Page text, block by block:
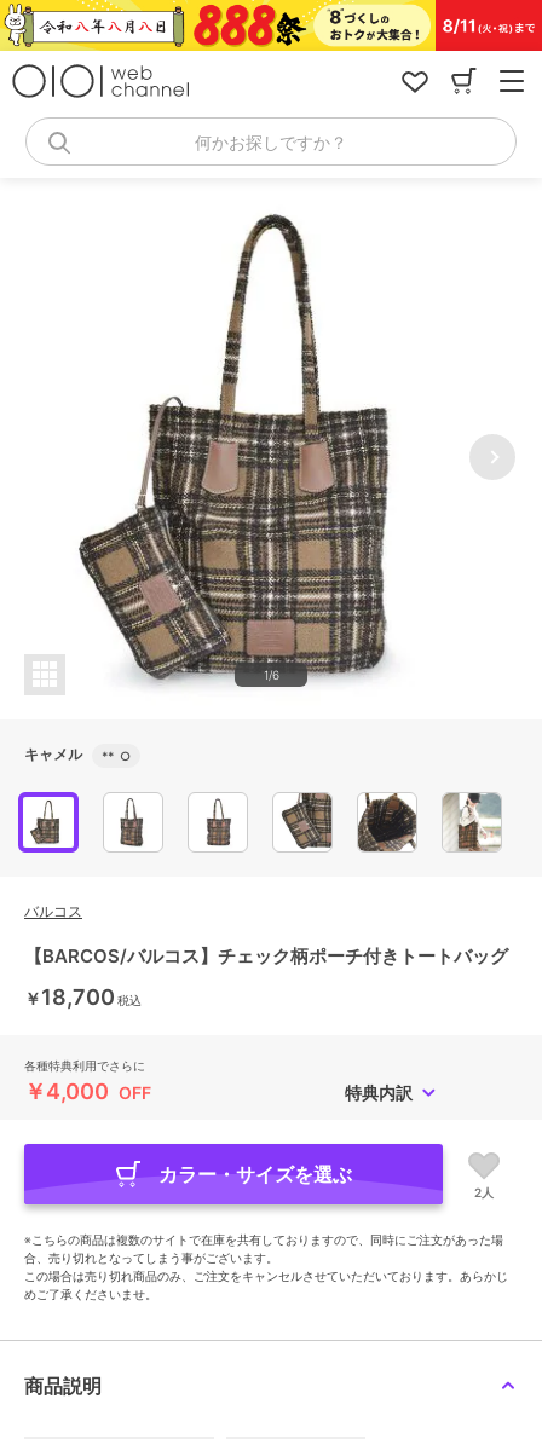
コ
ン
何かお探しですか？
1/6
キャメル ** ○
バルコス
【BARCOS/バルコス】チェック柄ポーチ付きトートバッグ
￥18,700 税込
各種特典利用でさらに
￥4,000 OFF 特典内訳
カラー・サイズを選ぶ
2人
※こちらの商品は複数のサイトで在庫を共有しておりますので、同時にご注文があった場
合、売り切れとなってしまう事がございます。
この場合は売り切れ商品のみ、ご注文をキャンセルさせていただいております。あらかじ
めご了承くださいませ。
商品説明